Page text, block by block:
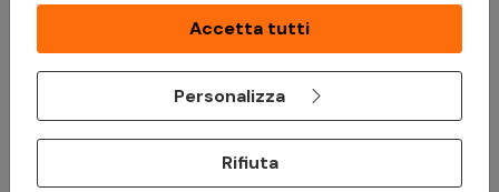
Tactical Modular Nero -
€ 69,00
Accetta tutti
Personalizza
Rifiuta